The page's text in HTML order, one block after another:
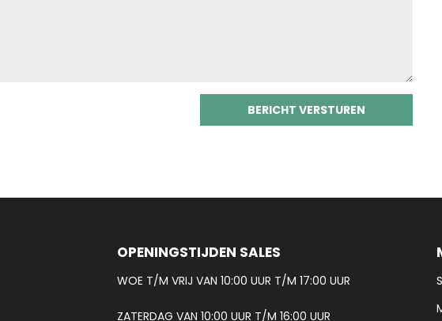
OPENINGSTIJDEN SALES
WOE T/M VRIJ VAN 10:00 UUR T/M 17:00 UUR
ZATERDAG VAN 10:00 UUR T/M 16:00 UUR